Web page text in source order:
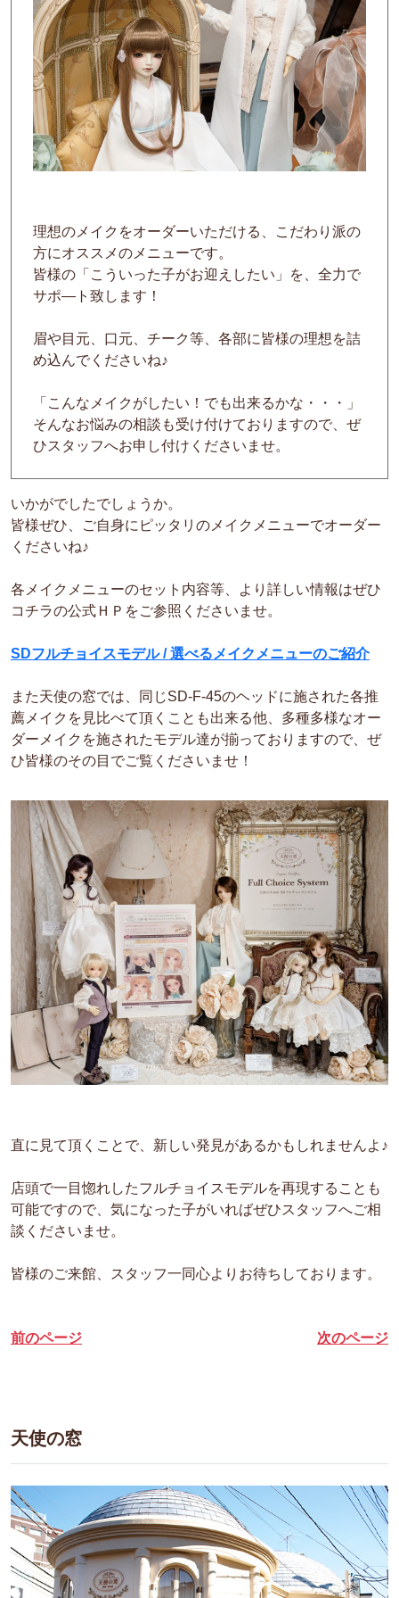
理想のメイクをオーダーいただける、こだわり派の
方にオススメのメニューです。
皆様の「こういった子がお迎えしたい」を、全力で
サポ―ト致します！
眉や目元、口元、チーク等、各部に皆様の理想を詰
め込んでくださいね♪
「こんなメイクがしたい！でも出来るかな・・・」
そんなお悩みの相談も受け付けておりますので、ぜ
ひスタッフへお申し付けくださいませ。
いかがでしたでしょうか。
皆様ぜひ、ご自身にピッタリのメイクメニューでオーダー
くださいね♪
各メイクメニューのセット内容等、より詳しい情報はぜひ
コチラの公式ＨＰをご参照くださいませ。
SDフルチョイスモデル / 選べるメイクメニューのご紹介
また天使の窓では、同じSD-F-45のヘッドに施された各推
薦メイクを見比べて頂くことも出来る他、多種多様なオー
ダーメイクを施されたモデル達が揃っておりますので、ぜ
ひ皆様のその目でご覧くださいませ！
直に見て頂くことで、新しい発見があるかもしれませんよ♪
店頭で一目惚れしたフルチョイスモデルを再現することも
可能ですので、気になった子がいればぜひスタッフへご相
談くださいませ。
皆様のご来館、スタッフ一同心よりお待ちしております。
前のページ 次のページ
天使の窓